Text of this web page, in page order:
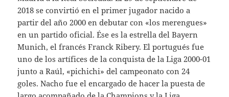
2018 se convirtió en el primer jugador nacido a
partir del año 2000 en debutar con «los merengues»
en un partido oficial. Ése es la estrella del Bayern
Munich, el francés Franck Ribery. El portugués fue
uno de los artífices de la conquista de la Liga 2000-01
junto a Raúl, «pichichi» del campeonato con 24
goles. Nacho fue el encargado de hacer la puesta de